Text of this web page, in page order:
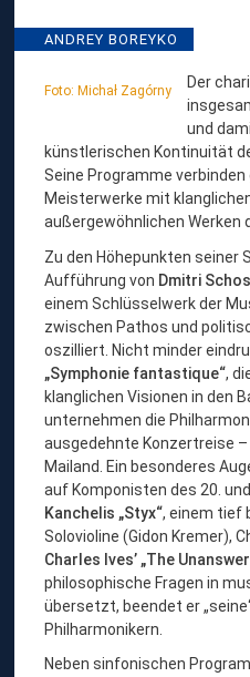
ANDREY BOREYKO
Foto: Michał Zagórny
Der
und
künstlerischen Kontinuität
Seine Programme
Meisterwerke mit
außergewöhnlichen Werken
Zu den Höhepunkten seiner
Aufführung von Dmitri
einem Schlüsselwerk der
zwischen Pathos und
oszilliert. Nicht minder
„Symphonie fantastique“,
klanglichen Visionen in den
unternehmen die
ausgedehnte Konzertreise
Mailand. Ein besonderes
auf Komponisten des 20.
Kanchelis „Styx“, einem tief
Solovioline (Gidon Kremer),
Charles Ives’ „The
philosophische Fragen in
übersetzt, beendet er
Philharmonikern.
Neben sinfonischen